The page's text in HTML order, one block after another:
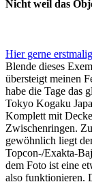
Nicht weil das
Hier gerne
Blende dieses
übersteigt meinen
habe die Tage das
Tokyo Kogaku
Komplett mit
Zwischenringen.
gewöhnlich liegt
Topcon-/Exakta-
dem Foto ist eine
also funktionieren.